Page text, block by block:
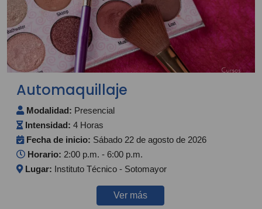
Automaquillaje
Modalidad: Presencial
Intensidad: 4 Horas
Fecha de inicio: Sábado 22 de agosto de 2026
Horario: 2:00 p.m. - 6:00 p.m.
Lugar: Instituto Técnico - Sotomayor
Ver más